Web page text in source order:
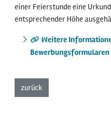
einer Feierstunde eine
entsprechender Höhe
Weitere
Bewerbungsformularen
zurück